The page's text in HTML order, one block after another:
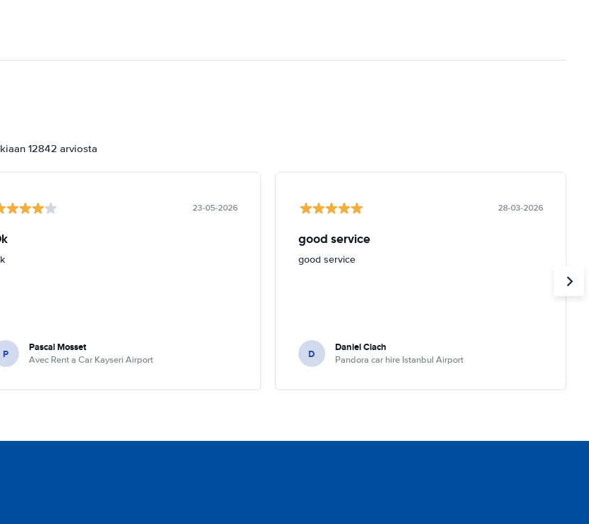
12842 arviosta
23-05-2026
P Pascal Mosset
Avec Rent a Car Kayseri Airport
28-03-2026
good service
good service
D Daniel Ciach
Pandora car hire Istanbul Airport